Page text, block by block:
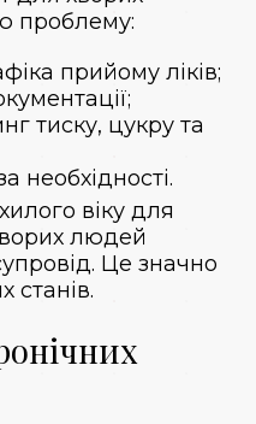
проблему:
прийому ліків;
тиску, цукру та
необхідності.
віку для
людей
Це значно
станів.